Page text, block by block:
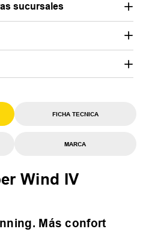
sucursales
FICHA TECNICA
MARCA
Wind IV
Más confort